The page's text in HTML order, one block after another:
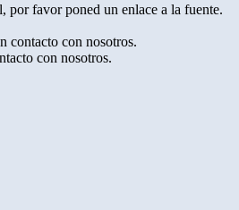
por favor poned un enlace a la fuente.
contacto con nosotros.
con nosotros.